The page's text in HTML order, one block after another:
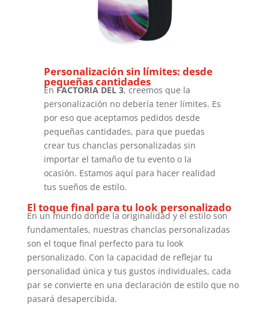
Personalización sin límites: desde
pequeñas cantidades
En FACTORIA DEL 3, creemos que la
personalización no debería tener límites. Es
por eso que aceptamos pedidos desde
pequeñas cantidades, para que puedas
crear tus chanclas personalizadas sin
importar el tamaño de tu evento o la
ocasión. Estamos aquí para hacer realidad
tus sueños de estilo.
El toque final para tu look personalizado
En un mundo donde la originalidad y el estilo son
fundamentales, nuestras chanclas personalizadas
son el toque final perfecto para tu look
personalizado. Con la capacidad de reflejar tu
personalidad única y tus gustos individuales, cada
par se convierte en una declaración de estilo que no
pasará desapercibida.